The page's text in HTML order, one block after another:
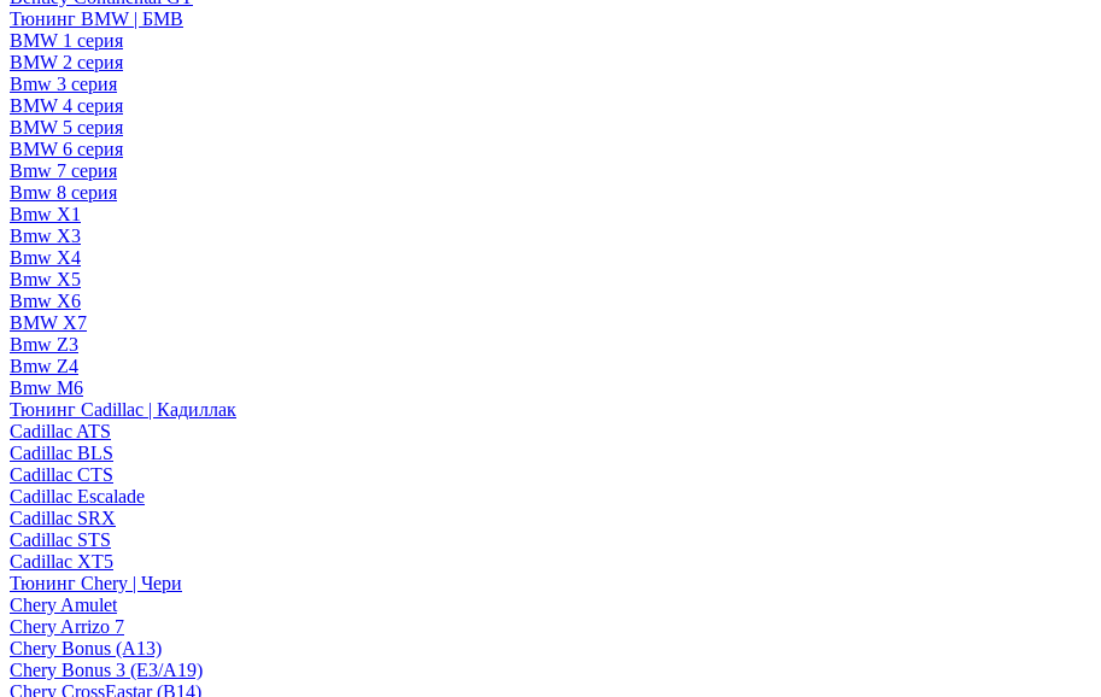
Тюнинг BMW | БМВ
BMW 1 серия
BMW 2 серия
Bmw 3 серия
BMW 4 серия
BMW 5 серия
BMW 6 серия
Bmw 7 серия
Bmw 8 серия
Bmw X1
Bmw X3
Bmw X4
Bmw X5
Bmw X6
BMW X7
Bmw Z3
Bmw Z4
Bmw М6
Тюнинг Cadillac | Кадиллак
Cadillac ATS
Cadillac BLS
Cadillac CTS
Cadillac Escalade
Cadillac SRX
Cadillac STS
Cadillac XT5
Тюнинг Chery | Чери
Chery Amulet
Chery Arrizo 7
Chery Bonus (A13)
Chery Bonus 3 (E3/A19)
Chery CrossEastar (B14)